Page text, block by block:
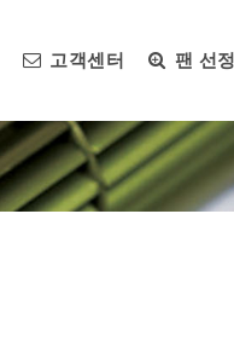
고객센터 팬 선